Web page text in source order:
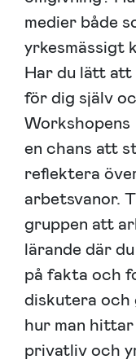
medier både
yrkesmässigt
Har du lätt att
för dig själv
en chans att
reflektera
arbetsvanor.
gruppen att
lärande där
på fakta och
diskutera och
hur man hittar
privatliv och